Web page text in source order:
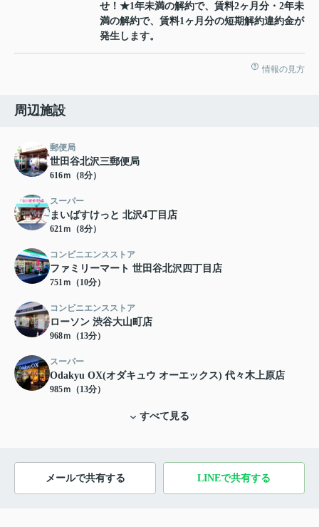
せ！★1年未満の解約で、賃料2ヶ月分・2年未
満の解約で、賃料1ヶ月分の短期解約違約金が
発生します。
情報の見方
周辺施設
郵便局
世田谷北沢三郵便局
616ｍ（8分）
スーパー
まいばすけっと 北沢4丁目店
621ｍ（8分）
コンビニエンスストア
ファミリーマート 世田谷北沢四丁目店
751ｍ（10分）
コンビニエンスストア
ローソン 渋谷大山町店
968ｍ（13分）
スーパー
Odakyu OX(オダキュウ オーエックス) 代々木上原店
985ｍ（13分）
すべて見る
メールで共有する LINEで共有する